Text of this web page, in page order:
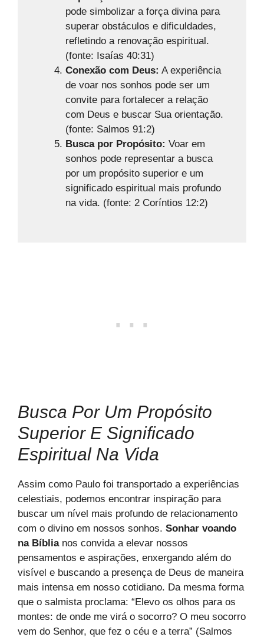
pode simbolizar a força divina para
superar obstáculos e dificuldades,
refletindo a renovação espiritual.
(fonte: Isaías 40:31)
Conexão com Deus: A experiência
de voar nos sonhos pode ser um
convite para fortalecer a relação
com Deus e buscar Sua orientação.
(fonte: Salmos 91:2)
Busca por Propósito: Voar em
sonhos pode representar a busca
por um propósito superior e um
significado espiritual mais profundo
na vida. (fonte: 2 Coríntios 12:2)
Busca Por Um Propósito
Superior E Significado
Espiritual Na Vida
Assim como Paulo foi transportado a experiências
celestiais, podemos encontrar inspiração para
buscar um nível mais profundo de relacionamento
com o divino em nossos sonhos. Sonhar voando
na Bíblianos convida a elevar nossos
pensamentos e aspirações, enxergando além do
visível e buscando a presença de Deus de maneira
mais intensa em nosso cotidiano. Da mesma forma
que o salmista proclama: “Elevo os olhos para os
montes: de onde me virá o socorro? O meu socorro
vem do Senhor, que fez o céu e a terra” (Salmos